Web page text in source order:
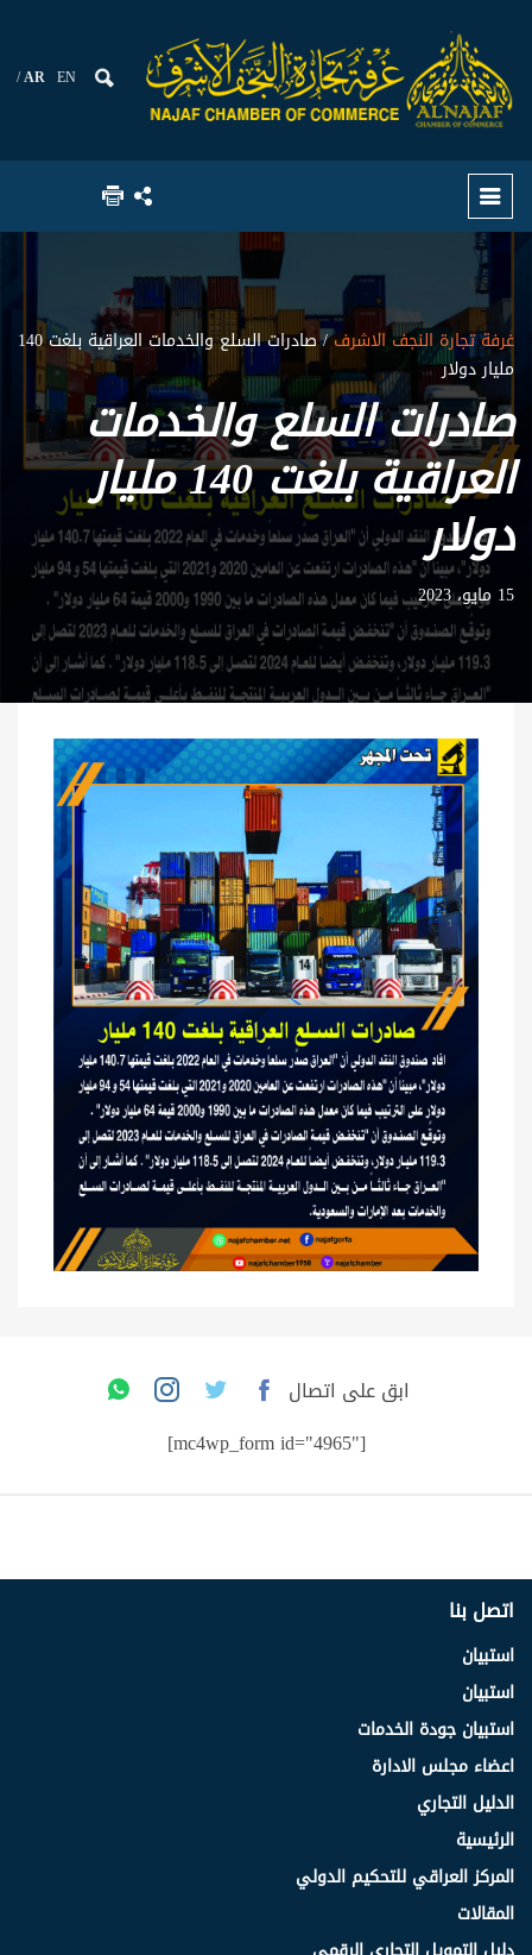
AR EN
غرفة تجارة النجف الاشرف
/ صادرات السلع والخدمات العراقية بلغت 140
مليار دولار
صادرات السلع والخدمات
العراقية بلغت 140 مليار
دولار
15 مايو، 2023
ابق على اتصال
[mc4wp_form id="4965"]
اتصل بنا
استبيان
استبيان
استبيان جودة الخدمات
اعضاء مجلس الادارة
الدليل التجاري
الرئيسية
المركز العراقي للتحكيم الدولي
المقالات